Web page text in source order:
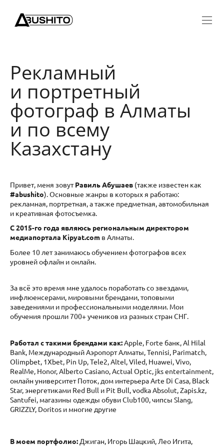
Рекламный
и портретный
фотограф в Алматы
и по всему
Казахстану
Привет, меня зовутРавиль Абушаев (также известен как
#abushito). Основные жанры в которых я работаю:
рекламная, портретная, а также предметная, автомобильная
и креативная фотосъемка.
C 2015-го года являюсь региональным директором
медиапортала Kipyat.com в Алматы.
Более 10 лет занимаюсь обучением фотографов всех
уровней офлайн и онлайн.
За всё это время мне удалось поработать со звездами,
инфлюенсерами, мировыми брендами, топовыми
заведениями и профессиональными моделями. Мои
обучения прошли 700+ учеников из разных стран СНГ.
Работал c такими брендами как:Apple, Forte банк, Al Hilal
Bank, Международный Аэропорт Алматы, Tennisi, Parimatch,
Olimpbet, 1Xbet, Pin Up, Tele2, Altel, Viled, Huawei, Vivo,
RealMe, Honor, Alberto Casiano, Actual Optic, jks entertainment,
онлайн университет Поток, дом интерьера Arte Di Casa, Black
Star, энергетиками Red Bull и Pit Bull, vodka Absolut, Zapis.kz,
Santufei, магазины одежды обуви Club100, чипсы Slang,
GRIZZLY, Doritos и многие другие
В моем портфолио: Джиган, Игорь Шацкий, Лео Игита,